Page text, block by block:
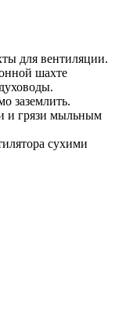
для вентиляции.
шахте
заземлить.
и грязи мыльным
сухими